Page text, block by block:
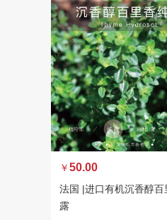
￥50.00
法国 |进口有机沉香醇百
露